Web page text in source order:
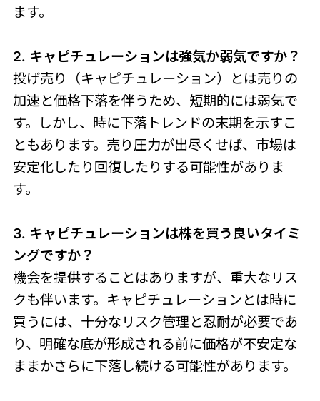
ます。
2. キャピチュレーションは強気か弱気ですか？
投げ売り（キャピチュレーション）とは売りの
加速と価格下落を伴うため、短期的には弱気で
す。しかし、時に下落トレンドの末期を示すこ
ともあります。売り圧力が出尽くせば、市場は
安定化したり回復したりする可能性がありま
す。
3. キャピチュレーションは株を買う良いタイミ
ングですか？
機会を提供することはありますが、重大なリス
クも伴います。キャピチュレーションとは時に
買うには、十分なリスク管理と忍耐が必要であ
り、明確な底が形成される前に価格が不安定な
ままかさらに下落し続ける可能性があります。